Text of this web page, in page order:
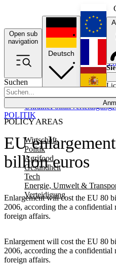
Open sub
navigation
Suchen
POLICY AREAS
Wirtschaft
Politik
Agrifood
Gesundheit
Tech
Energie, Umwelt &
Verteidigung
UkrainePolitikVerteidigung
Deutsch
EU
billion euros
Enlargement will cost the EU 80
2006, according the a
foreign affairs.
POLITIK
Enlargement will cost the EU 80
2006, according the a
foreign affairs.